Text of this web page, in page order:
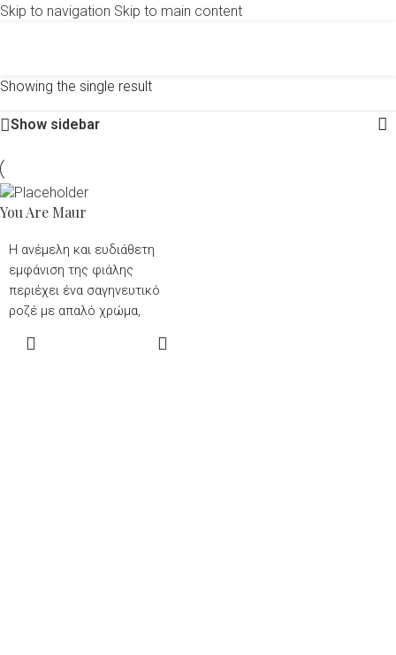
Skip to navigation Skip to main content
Showing the single result
Show sidebar
You Are Maur
Η ανέμελη και ευδιάθετη
εμφάνιση της φιάλης
περιέχει ένα σαγηνευτικό
ροζέ με απαλό χρώμα,
με φρέσκα πυρινόκαρπα